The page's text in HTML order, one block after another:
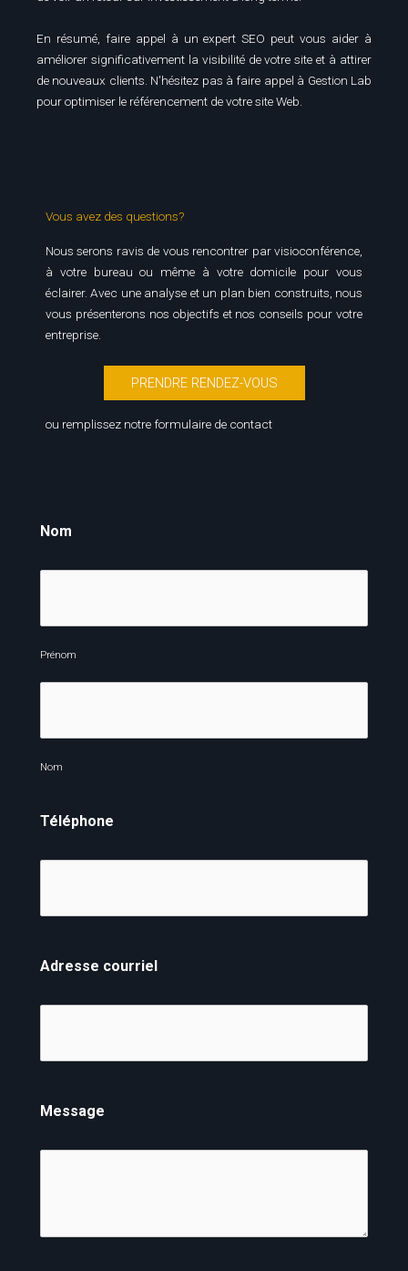
En résumé, faire appel à un expert SEO peut vous aider à
améliorer significativement la visibilité de votre site et à attirer
de nouveaux clients. N'hésitez pas à faire appel à Gestion Lab
pour optimiser le référencement de votre site Web.
Vous avez des questions?
Nous serons ravis de vous rencontrer par visioconférence,
à votre bureau ou même à votre domicile pour vous
éclairer. Avec une analyse et un plan bien construits, nous
vous présenterons nos objectifs et nos conseils pour votre
entreprise.
PRENDRE RENDEZ-VOUS
ou remplissez notre formulaire de contact
Nom
Prénom
Nom
Téléphone
Adresse courriel
Message